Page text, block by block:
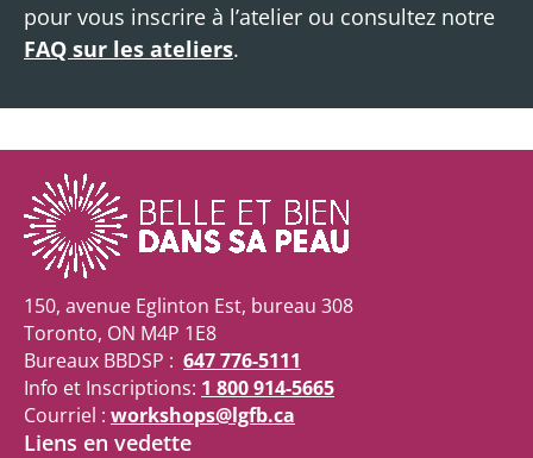
pour vous inscrire à l’atelier ou consultez notre
FAQ sur les ateliers.
150, avenue Eglinton Est, bureau 308
Toronto, ON M4P 1E8
Bureaux BBDSP : 647 776-5111
Info et Inscriptions: 1 800 914-5665
Courriel : workshops@lgfb.ca
Liens en vedette